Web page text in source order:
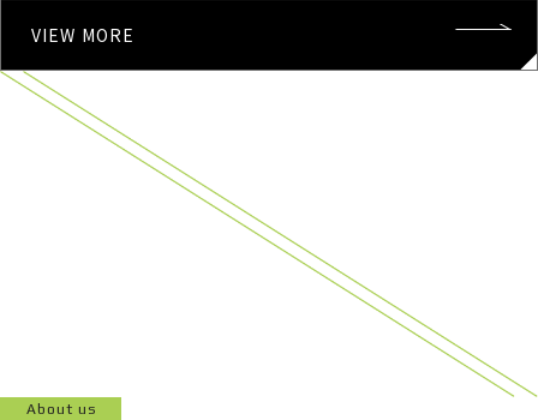
VIEW MORE
About us